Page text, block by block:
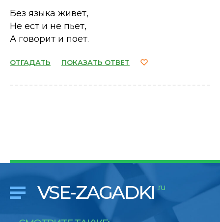
Без языка живет,
Не ест и не пьет,
А говорит и поет.
ОТГАДАТЬ ПОКАЗАТЬ ОТВЕТ
VSE-ZAGADKI .ru